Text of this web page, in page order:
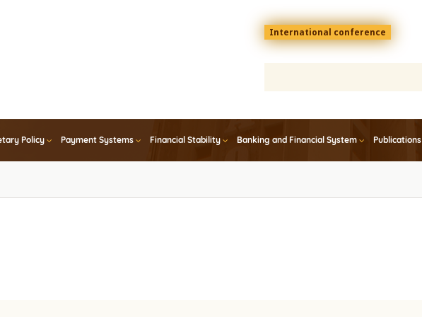
Menu
top
En
International conference
Policy Payment Systems Financial Stability Banking and Financial System Publications